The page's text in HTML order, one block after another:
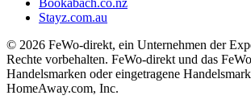
Stayz.com.au
© 2026 FeWo-direkt, ein Unternehmen der
Rechte vorbehalten. FeWo-direkt und das
Handelsmarken oder eingetragene
HomeAway.com, Inc.